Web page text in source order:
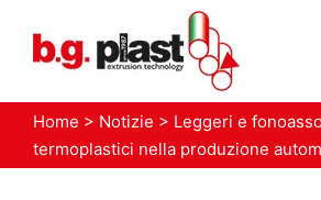
contenuto
Home > Notizie > Leggeri e
termoplastici nella produzione